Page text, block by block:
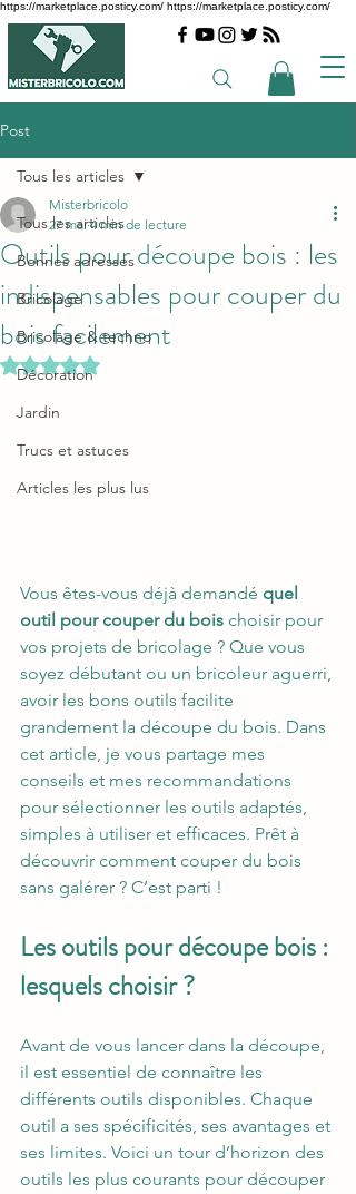
https://marketplace.posticy.com/ https://marketplace.posticy.com/
Post
Tous les articles
Bonnes adresses
Bricolage
Bricolage & techno
Décoration
Jardin
Trucs et astuces
Articles les plus lus
Tous les articles
Outils pour découpe bois : les
indispensables pour couper du
bois facilement
Misterbricolo
27 mai 4 min de lecture
Noté NaN étoiles sur 5.
Vous êtes-vous déjà demandé quel
outil pour couper du bois choisir pour
vos projets de bricolage ? Que vous
soyez débutant ou un bricoleur aguerri,
avoir les bons outils facilite
grandement la découpe du bois. Dans
cet article, je vous partage mes
conseils et mes recommandations
pour sélectionner les outils adaptés,
simples à utiliser et efficaces. Prêt à
découvrir comment couper du bois
sans galérer ? C’est parti !
Les outils pour découpe bois :
lesquels choisir ?
Avant de vous lancer dans la découpe,
il est essentiel de connaître les
différents outils disponibles. Chaque
outil a ses spécificités, ses avantages et
ses limites. Voici un tour d’horizon des
outils les plus courants pour découper